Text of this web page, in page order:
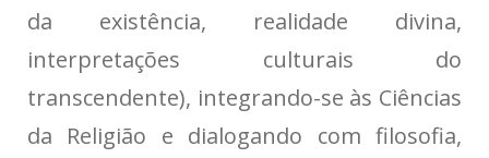
da existência, realidade divina,
interpretações culturais do
transcendente), integrando-se às Ciências
da Religião e dialogando com filosofia,